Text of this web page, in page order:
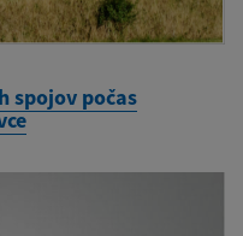
spojov počas